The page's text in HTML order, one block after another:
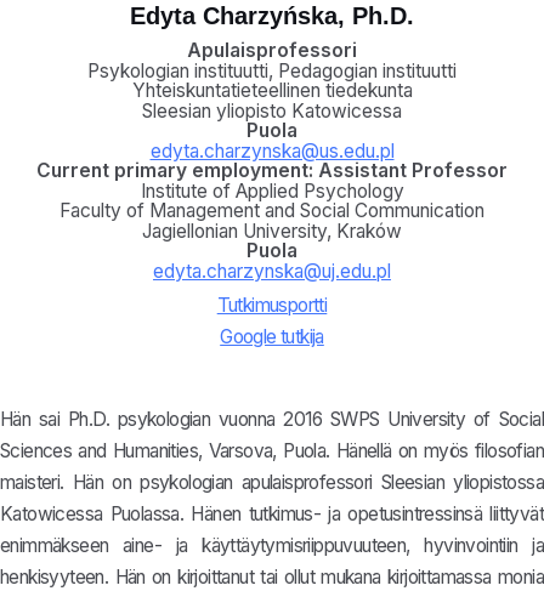
Edyta Charzyńska, Ph.D.
Apulaisprofessori
Psykologian instituutti, Pedagogian instituutti
Yhteiskuntatieteellinen tiedekunta
Sleesian yliopisto Katowicessa
Puola
edyta.charzynska@us.edu.pl
Current primary employment: Assistant Professor
Institute of Applied Psychology
Faculty of Management and Social Communication
Jagiellonian University, Kraków
Puola
edyta.charzynska@uj.edu.pl
Tutkimusportti
Google tutkija
Hän sai Ph.D. psykologian vuonna 2016 SWPS University of Social
Sciences and Humanities, Varsova, Puola. Hänellä on myös filosofian
maisteri. Hän on psykologian apulaisprofessori Sleesian yliopistossa
Katowicessa Puolassa. Hänen tutkimus- ja opetusintressinsä liittyvät
enimmäkseen aine- ja käyttäytymisriippuvuuteen, hyvinvointiin ja
henkisyyteen. Hän on kirjoittanut tai ollut mukana kirjoittamassa monia